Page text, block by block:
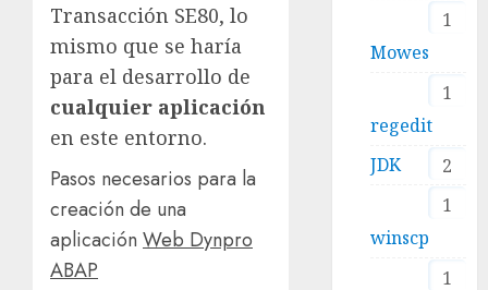
Transacción SE80, lo
mismo que se haría
para el desarrollo de
cualquier aplicación
en este entorno.
Pasos necesarios para la
creación de una
aplicación Web Dynpro
ABAP
1
Mowes
1
regedit
2
JDK
1
winscp
1